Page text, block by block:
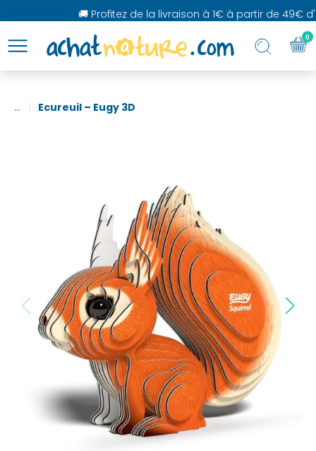
🚚 Profitez de la livraison à 1€ à partir de 49€
... Ecureuil – Eugy 3D
0